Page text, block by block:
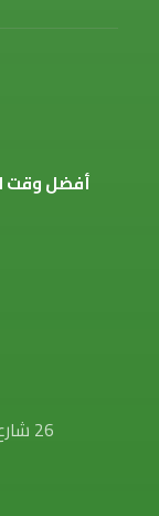
أفضل وقت
26 شارع معز الدولة - مدينة نصر - القاهرة.